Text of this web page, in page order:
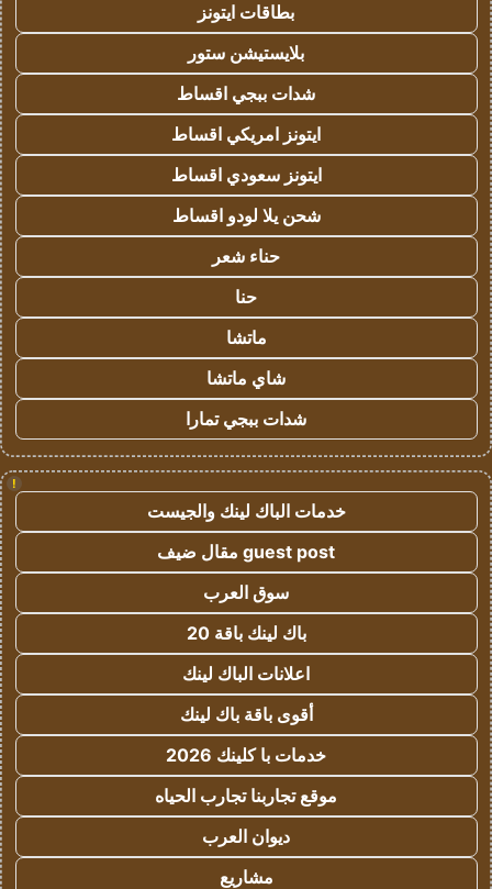
بطاقات ايتونز
بلايستيشن ستور
شدات ببجي اقساط
ايتونز امريكي اقساط
ايتونز سعودي اقساط
شحن يلا لودو اقساط
حناء شعر
حنا
ماتشا
شاي ماتشا
شدات ببجي تمارا
!
خدمات الباك لينك والجيست
guest post مقال ضيف
سوق العرب
باك لينك باقة 20
اعلانات الباك لينك
أقوى باقة باك لينك
خدمات با كلينك 2026
موقع تجاربنا تجارب الحياه
ديوان العرب
مشاريع